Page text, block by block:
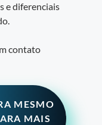
e diferenciais
contato
MESMO
MAIS